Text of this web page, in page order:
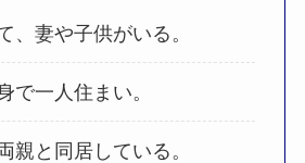
、妻や子供がいる。
で一人住まい。
親と同居している。